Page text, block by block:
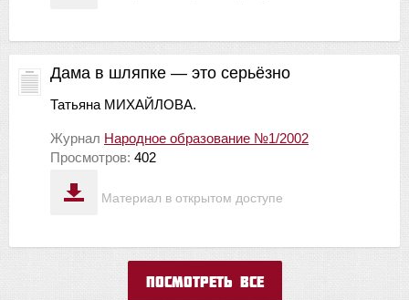
Материал в открытом доступе
Дама в шляпке — это серьёзно
Татьяна МИХАЙЛОВА.
Журнал Народное образование №1/2002
Просмотров: 402
Посмотреть все